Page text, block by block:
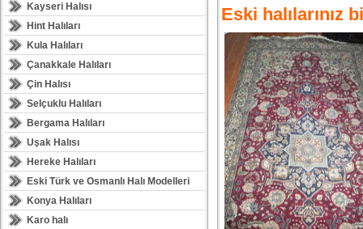
Kayseri Halısı
Hint Halıları
Kula Halıları
Çanakkale Halıları
Çin Halısı
Selçuklu Halıları
Bergama Halıları
Uşak Halısı
Hereke Halıları
Eski Türk ve Osmanlı Halı Modelleri
Konya Halıları
Karo halı
Eski halılarınız